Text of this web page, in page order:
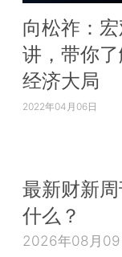
向松祚：
讲，带你
经济大局
2022年04月06日
最新财新
什么？
2026年08月09